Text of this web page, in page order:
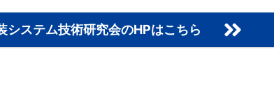
システム技術研究会のHPはこちら